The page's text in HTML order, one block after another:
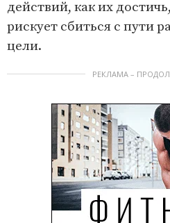
действий, как их
рискует сбиться с пути
цели.
РЕКЛАМА –